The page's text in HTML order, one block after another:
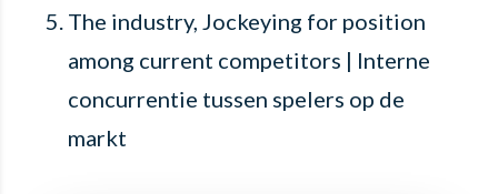
The industry, Jockeying for position
among current competitors | Interne
concurrentie tussen spelers op de
markt